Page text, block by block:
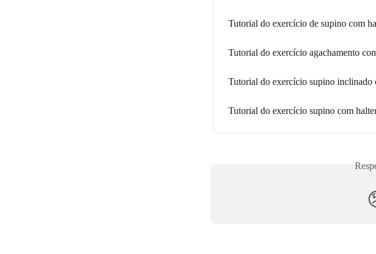
Tutorial do exercício de supino com
Tutorial do exercício agachamento
Tutorial do exercício supino inclinado
Tutorial do exercício supino com